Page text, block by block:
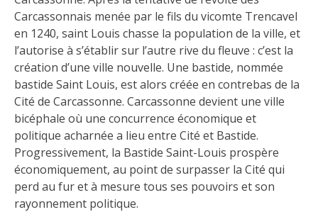
Carcassonnais menée par le fils du vicomte Trencavel
en 1240, saint Louis chasse la population de la ville, et
l’autorise à s’établir sur l’autre rive du fleuve : c’est la
création d’une ville nouvelle. Une bastide, nommée
bastide Saint Louis, est alors créée en contrebas de la
Cité de Carcassonne. Carcassonne devient une ville
bicéphale où une concurrence économique et
politique acharnée a lieu entre Cité et Bastide.
Progressivement, la Bastide Saint-Louis prospère
économiquement, au point de surpasser la Cité qui
perd au fur et à mesure tous ses pouvoirs et son
rayonnement politique.